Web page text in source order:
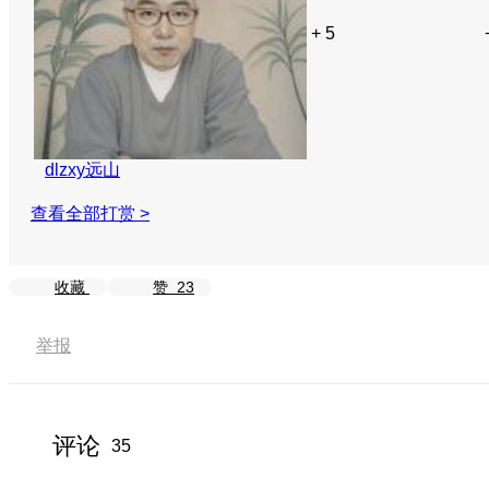
dlzxy远山
+ 5
查看全部打赏 >
收藏 赞 23
举报
评论 35